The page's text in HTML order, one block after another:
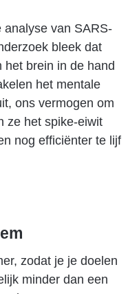
analyse van SARS-
bleek dat
het brein in de hand
het mentale
ons vermogen om
ze het spike-eiwit
nog efficiënter te lijf
zodat je je doelen
minder dan een